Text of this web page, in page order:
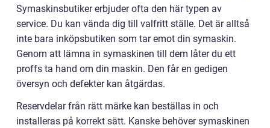
Symaskinsbutiker erbjuder ofta den här typen av
service. Du kan vända dig till valfritt ställe. Det är alltså
inte bara inköpsbutiken som tar emot din symaskin.
Genom att lämna in symaskinen till dem låter du ett
proffs ta hand om din maskin. Den får en gedigen
översyn och defekter kan åtgärdas.
Reservdelar från rätt märke kan beställas in och
installeras på korrekt sätt. Kanske behöver symaskinen